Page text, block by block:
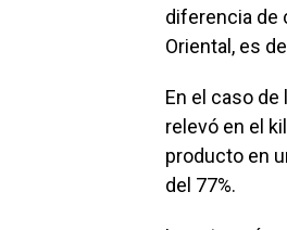
diferencia de
Oriental, es
En el caso
relevó en el
producto en
del 77%.